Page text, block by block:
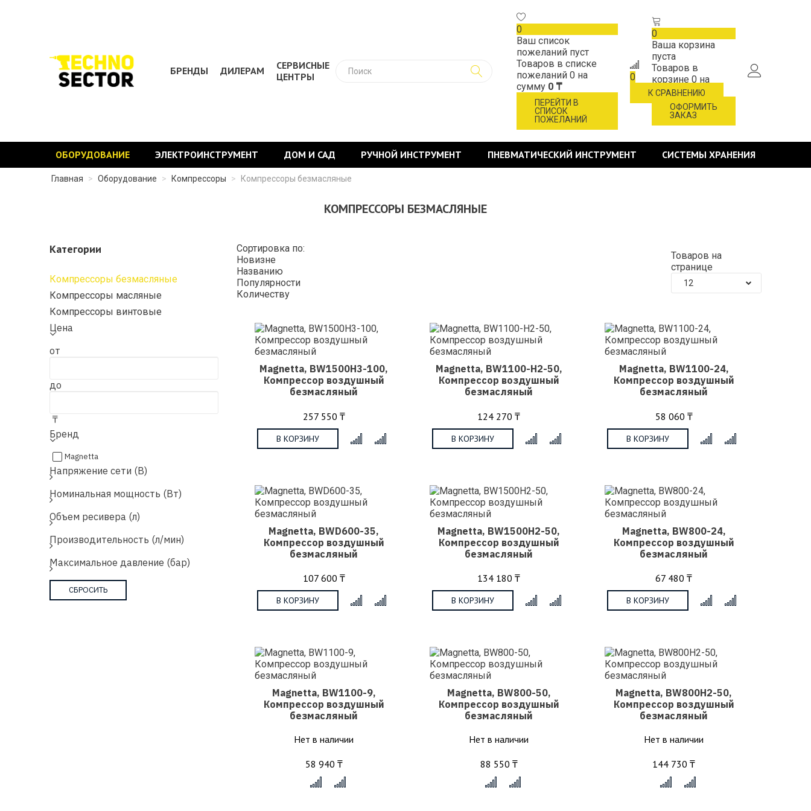
БРЕНДЫ ДИЛЕРАМ
СЕРВИСНЫЕ
ЦЕНТРЫ
0
Ваш список
пожеланий пуст
Товаров в списке
пожеланий 0 на
сумму 0 ₸
ПЕРЕЙТИ В
СПИСОК
ПОЖЕЛАНИЙ
0
К СРАВНЕНИЮ
0
Ваша корзина
пуста
Товаров в
корзине 0 на
сумму0 ₸
ОФОРМИТЬ
ЗАКАЗ
ОБОРУДОВАНИЕ ЭЛЕКТРОИНСТРУМЕНТ ДОМ И САД РУЧНОЙ ИНСТРУМЕНТ ПНЕВМАТИЧЕСКИЙ ИНСТРУМЕНТ СИСТЕМЫ ХРАНЕНИЯ
Главная > Оборудование > Компрессоры > Компрессоры безмасляные
КОМПРЕССОРЫ БЕЗМАСЛЯНЫЕ
Категории
Компрессоры безмасляные
Компрессоры масляные
Компрессоры винтовые
Цена
от
до
₸
Бренд
Magnetta
Напряжение сети (В)
Номинальная мощность (Вт)
Объем ресивера (л)
Производительность (л/мин)
Максимальное давление (бар)
Сортировка по:
Новизне
Названию
Популярности
Количеству
Товаров на
странице
12
Magnetta, BW1500H3-100,
Компрессор воздушный
безмасляный
257 550 ₸
В КОРЗИНУ
Magnetta, BW1100-H2-50,
Компрессор воздушный
безмасляный
124 270 ₸
В КОРЗИНУ
Magnetta, BW1100-24,
Компрессор воздушный
безмасляный
58 060 ₸
В КОРЗИНУ
Magnetta, BWD600-35,
Компрессор воздушный
безмасляный
107 600 ₸
В КОРЗИНУ
Magnetta, BW1500H2-50,
Компрессор воздушный
безмасляный
134 180 ₸
В КОРЗИНУ
Magnetta, BW800-24,
Компрессор воздушный
безмасляный
67 480 ₸
В КОРЗИНУ
Magnetta, BW1100-9,
Компрессор воздушный
безмасляный
Нет в наличии
58 940 ₸
Magnetta, BW800-50,
Компрессор воздушный
безмасляный
Нет в наличии
88 550 ₸
Magnetta, BW800H2-50,
Компрессор воздушный
безмасляный
Нет в наличии
144 730 ₸